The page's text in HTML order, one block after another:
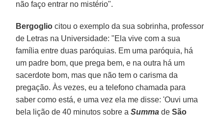
não faço entrar no mistério".
Bergoglio citou o exemplo da sua sobrinha, professor
de Letras na Universidade: "Ela vive com a sua
família entre duas paróquias. Em uma paróquia, há
um padre bom, que prega bem, e na outra há um
sacerdote bom, mas que não tem o carisma da
pregação. Às vezes, eu a telefono chamada para
saber como está, e uma vez ela me disse: 'Ouvi uma
bela lição de 40 minutos sobre aSumma deSão